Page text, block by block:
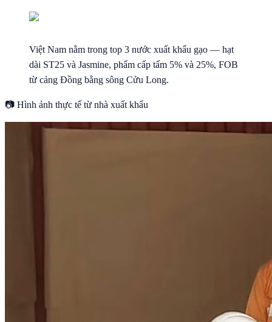
Việt Nam nằm trong top 3 nước xuất khẩu gạo — hạt
dài ST25 và Jasmine, phẩm cấp tấm 5% và 25%, FOB
từ cảng Đồng bằng sông Cửu Long.
📷 Hình ảnh thực tế từ nhà xuất khẩu